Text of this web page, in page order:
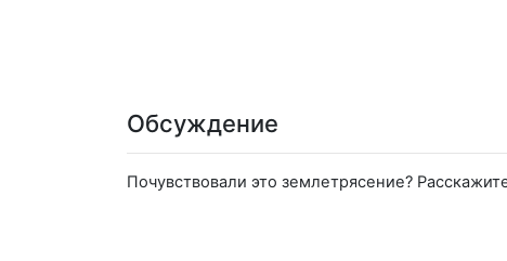
Обсуждение
Почувствовали это землетрясение?